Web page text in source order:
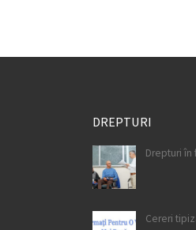
DREPTURI
Drepturi
Cereri